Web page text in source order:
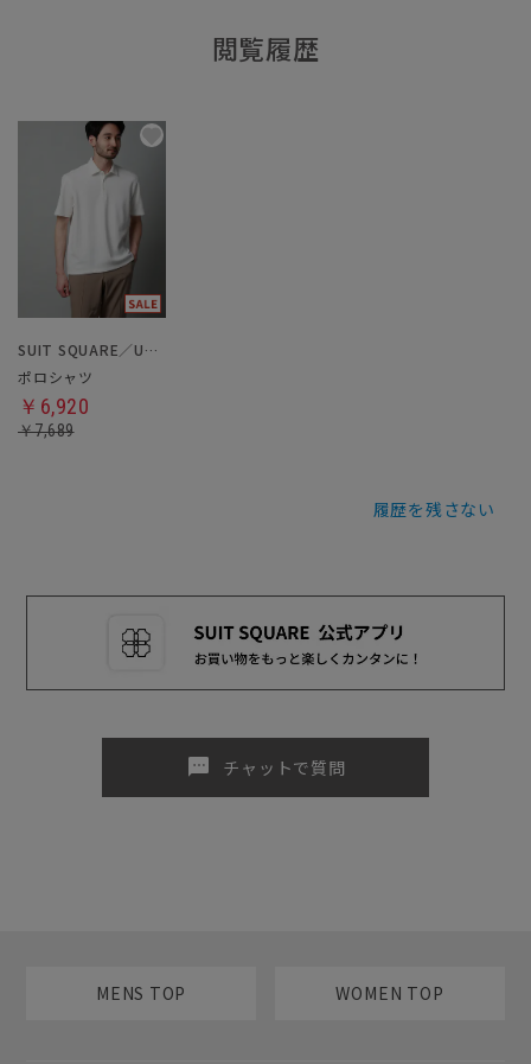
閲覧履歴
SUIT SQUARE／UNIVERSAL LANGUAGE
ポロシャツ
￥6,920
￥7,689
履歴を残さない
sms チャットで質問
MENS TOP WOMEN TOP